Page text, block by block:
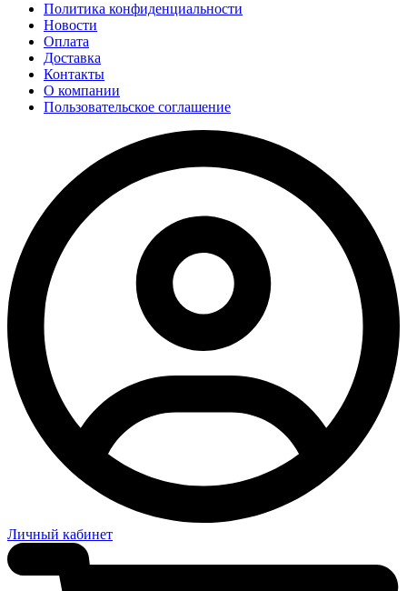
Политика конфиденциальности
Новости
Оплата
Доставка
Контакты
О компании
Пользовательское соглашение
Личный кабинет